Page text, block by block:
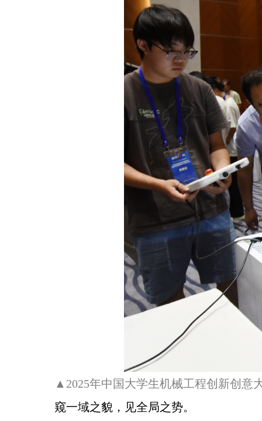
▲2025年中国大学生机械工程创新创意
窥一域之貌，见全局之势。